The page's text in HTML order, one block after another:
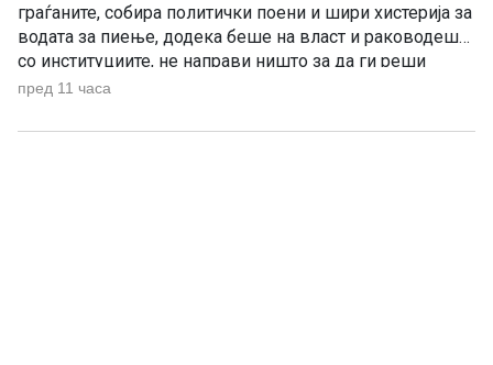
граѓаните, собира политички поени и шири хистерија за
водата за пиење, додека беше на власт и раководеше
со институциите, не направи ништо за да ги реши
проблемите. Проблеми со квалитетот на водата за
министер за здравство, […]
пред 11 часа